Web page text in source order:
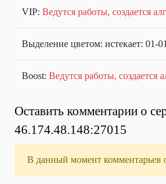
VIP: Ведутся работы, создается
Выделение цветом: истекает: 01-
Boost: Ведутся работы, создается
Оставить комментарии о
46.174.48.148:27015
В данный момент комментарьев